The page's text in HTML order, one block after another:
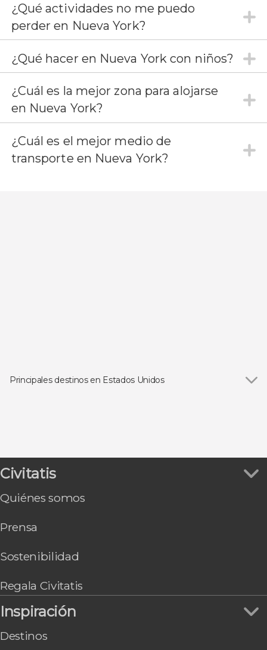
¿Qué actividades no me puedo
perder en Nueva York?
¿Qué hacer en Nueva York con niños?
¿Cuál es la mejor zona para alojarse
en Nueva York?
¿Cuál es el mejor medio de
transporte en Nueva York?
Principales destinos en Estados Unidos
Miami
Page
Washington
Honolulu
Civitatis
Quiénes somos
Prensa
Sostenibilidad
Regala Civitatis
Inspiración
Destinos